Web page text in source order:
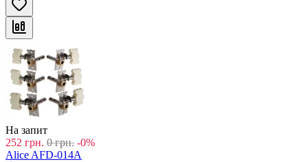
На запит
252 грн. 0 грн. -0%
Alice AFD-014A